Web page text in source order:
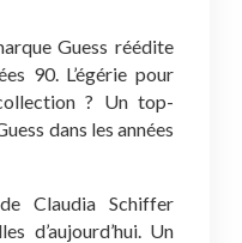
Guess réédite
90. L’égérie pour
? Un top-
dans les années
Claudia Schiffer
d’aujourd’hui. Un